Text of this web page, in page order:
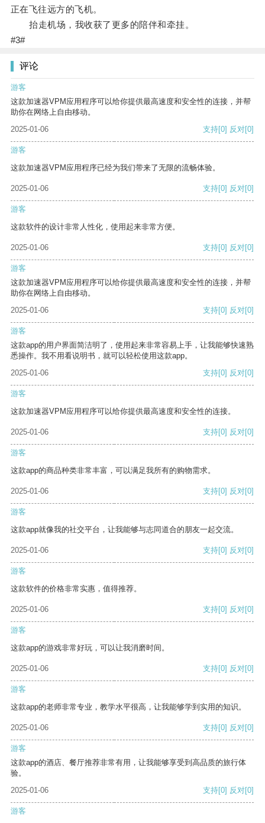
正在飞往远方的飞机。
抬走机场，我收获了更多的陪伴和牵挂。
#3#
评论
游客
这款加速器VPM应用程序可以给你提供最高速度和安全性的连接，并帮
助你在网络上自由移动。
2025-01-06
支持[0] 反对[0]
游客
这款加速器VPM应用程序已经为我们带来了无限的流畅体验。
2025-01-06 支持[0] 反对[0]
游客
这款软件的设计非常人性化，使用起来非常方便。
2025-01-06 支持[0] 反对[0]
游客
这款加速器VPM应用程序可以给你提供最高速度和安全性的连接，并帮
助你在网络上自由移动。
2025-01-06
支持[0] 反对[0]
游客
这款app的用户界面简洁明了，使用起来非常容易上手，让我能够快速熟
悉操作。我不用看说明书，就可以轻松使用这款app。
2025-01-06
支持[0] 反对[0]
游客
这款加速器VPM应用程序可以给你提供最高速度和安全性的连接。
2025-01-06 支持[0] 反对[0]
游客
这款app的商品种类非常丰富，可以满足我所有的购物需求。
2025-01-06 支持[0] 反对[0]
游客
这款app就像我的社交平台，让我能够与志同道合的朋友一起交流。
2025-01-06 支持[0] 反对[0]
游客
这款软件的价格非常实惠，值得推荐。
2025-01-06 支持[0] 反对[0]
游客
这款app的游戏非常好玩，可以让我消磨时间。
2025-01-06 支持[0] 反对[0]
游客
这款app的老师非常专业，教学水平很高，让我能够学到实用的知识。
2025-01-06 支持[0] 反对[0]
游客
这款app的酒店、餐厅推荐非常有用，让我能够享受到高品质的旅行体
验。
2025-01-06
支持[0] 反对[0]
游客